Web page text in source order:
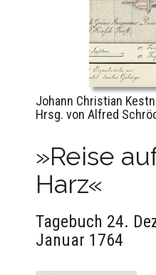
Johann Christian
Hrsg. von Alfred
»Reise
Harz«
Tagebuch 24.
Januar 1764